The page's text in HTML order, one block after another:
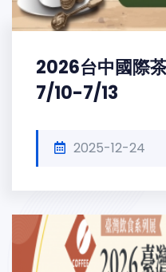
2026台中國際
7/10-7/13
2025-12-24